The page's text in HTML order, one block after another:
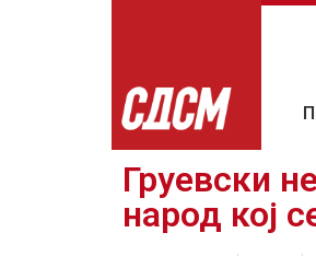
Груевски
народ кој